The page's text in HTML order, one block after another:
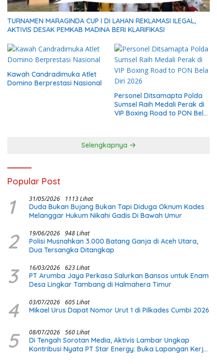
TURNAMEN MARAGINDA CUP I DI LAHAN REKLAMASI ILEGAL,
AKTIVIS DESAK PEMKAB MADINA BERI KLARIFIKASI
Kawah Candradimuka Atlet
Domino Berprestasi Nasional
Personel Ditsamapta Polda
Sumsel Raih Medali Perak di
VIP Boxing Road to PON Bela
Selengkapnya
Popular Post
1 31/05/2026 1113 Lihat
Duda Bukan Bujang Bukan Tapi Diduga Oknum Kades
Melanggar Hukum Nikahi Gadis Di Bawah Umur
2 19/06/2026 948 Lihat
Polisi Musnahkan 3.000 Batang Ganja di Aceh Utara,
Dua Tersangka Ditangkap
3 16/03/2026 623 Lihat
PT Arumba Jaya Perkasa Salurkan Bansos untuk Enam
Desa Lingkar Tambang di Halmahera Timur
4 03/07/2026 605 Lihat
Mikael Urus Dapat Nomor Urut 1 di Pilkades Cumbi 2026
5 08/07/2026 560 Lihat
Di Tengah Sorotan Media, Aktivis Lambar Ungkap
Kontribusi Nyata PT Star Energy: Buka Lapangan Kerja